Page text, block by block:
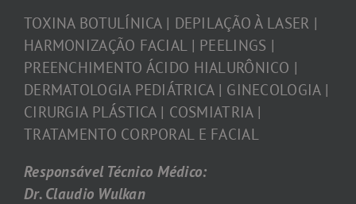
TOXINA BOTULÍNICA | DEPILAÇÃO À LASER |
HARMONIZAÇÃO FACIAL | PEELINGS |
PREENCHIMENTO ÁCIDO HIALURÔNICO |
DERMATOLOGIA PEDIÁTRICA | GINECOLOGIA |
CIRURGIA PLÁSTICA | COSMIATRIA |
TRATAMENTO CORPORAL E FACIAL
Responsável Técnico Médico:
Dr. Claudio Wulkan